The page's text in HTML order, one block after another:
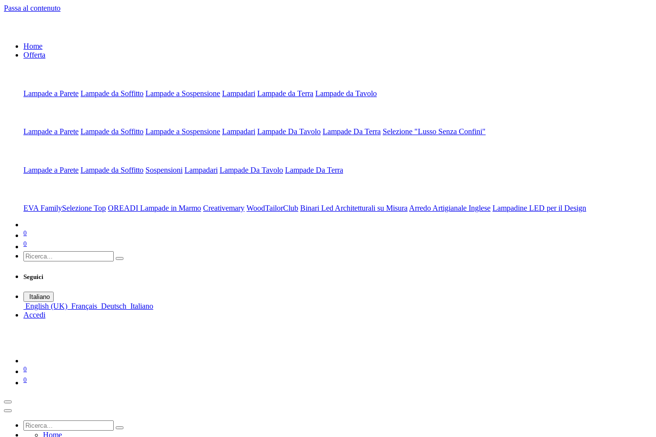
Passa al contenuto
Home
Offerta
Lampade a Parete Lampade da Soffitto Lampade a Sospensione Lampadari Lampade da Terra Lampade da Tavolo
Lampade a Parete Lampade da Soffitto Lampade a Sospensione Lampadari Lampade Da Tavolo Lampade Da Terra Selezione "Lusso Senza Confini"
Lampade a Parete Lampade da Soffitto Sospensioni Lampadari Lampade Da Tavolo Lampade Da Terra
EVA FamilySelezione Top OREADI Lampade in Marmo Creativemary WoodTailorClub Binari Led Architetturali su Misura Arredo Artigianale Inglese Lampadine LED per il Design
0
0
Seguici